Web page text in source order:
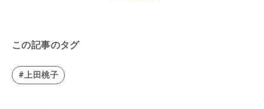
この記事のタグ
#上田桃子